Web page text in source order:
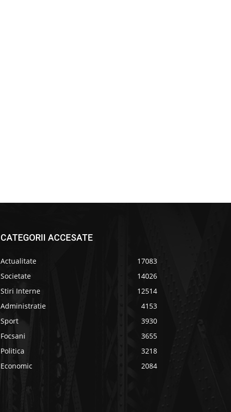
CATEGORII ACCESATE
Actualitate
17083
Societate
14026
Stiri Interne
12514
Administratie
4153
Sport
3930
Focsani
3655
Politica
3218
Economic
2084